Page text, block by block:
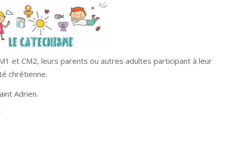
et CM2, leurs parents ou autres adultes participant à leur
chrétienne.
Adrien.